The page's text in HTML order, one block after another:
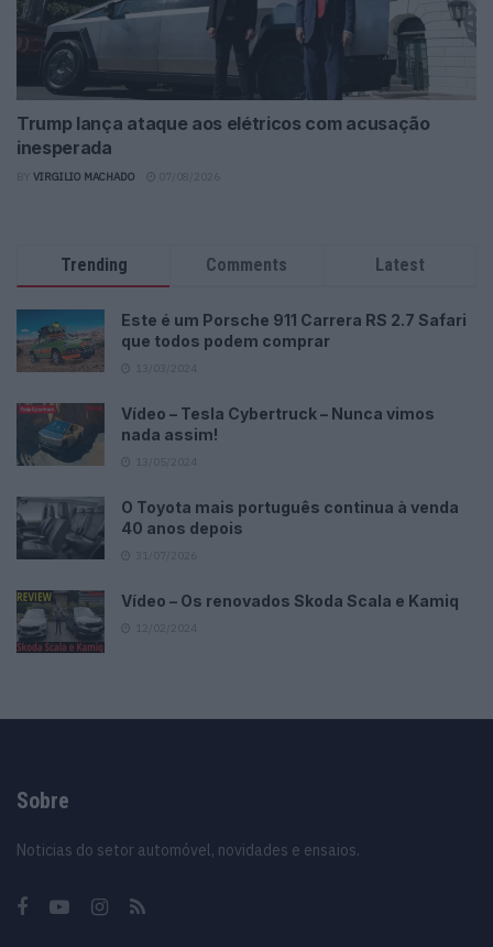
Trump lança ataque aos elétricos com acusação
inesperada
VIRGILIO MACHADO
Trending Comments Latest
Este é um Porsche 911 Carrera RS 2.7 Safari
que todos podem comprar
Vídeo – Tesla Cybertruck – Nunca vimos
nada assim!
O Toyota mais português continua à venda
40 anos depois
Vídeo – Os renovados Skoda Scala e Kamiq
Sobre
Noticias do setor automóvel, novidades e ensaios.